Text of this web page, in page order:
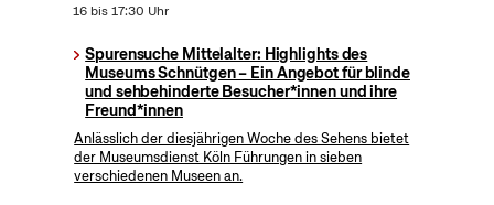
16 bis 17:30 Uhr
Spurensuche Mittelalter: Highlights des
Museums Schnütgen – Ein Angebot für blinde
und sehbehinderte Besucher*innen und ihre
Freund*innen
Anlässlich der diesjährigen Woche des Sehens bietet
der Museumsdienst Köln Führungen in sieben
verschiedenen Museen an.